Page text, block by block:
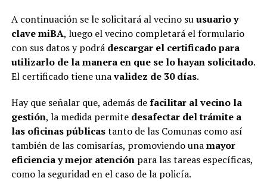
A continuación se le solicitará al vecino suusuario y
clave miBA, luego el vecino completará el formulario
con sus datos y podrá descargar el certificado para
utilizarlo de la manera en que se lo hayan solicitado.
El certificado tiene unavalidez de 30 días.
Hay que señalar que, además defacilitar al vecino la
gestión, la medida permite desafectar del trámite a
las oficinas públicastanto de las Comunas como así
también de las comisarías, promoviendo unamayor
eficiencia y mejor atenciónpara las tareas específicas,
como la seguridad en el caso de la policía.